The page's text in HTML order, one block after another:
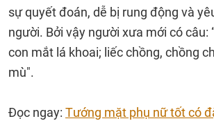
sự quyết đoán, dễ bị rung động và
người. Bởi vậy người xưa mới có câu:
con mắt lá khoai; liếc chồng, chồng
mù".
Đọc ngay: Tướng mặt phụ nữ tốt có